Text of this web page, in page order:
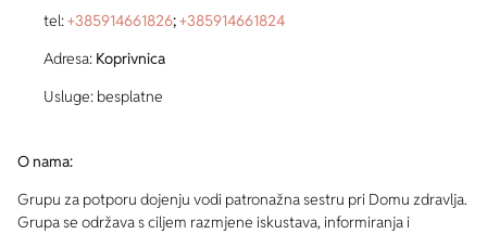
tel:+385914661826;+385914661824
Adresa: Koprivnica
Usluge: besplatne
O nama:
Grupu za potporu dojenju vodi patronažna sestru pri Domu zdravlja.
Grupa se održava s ciljem razmjene iskustava, informiranja i